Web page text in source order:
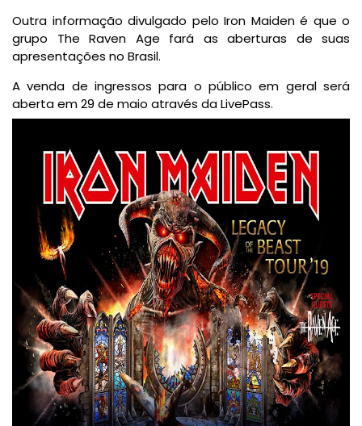
Outra informação divulgado pelo Iron Maiden é que o
grupo The Raven Age fará as aberturas de suas
apresentações no Brasil.
A venda de ingressos para o público em geral será
aberta em 29 de maio através da LivePass.